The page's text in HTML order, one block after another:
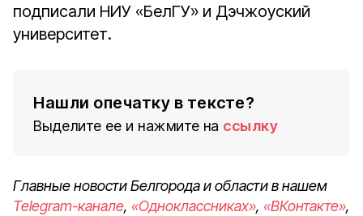
подписали НИУ «БелГУ» и Дэчжоуский
университет.
Нашли опечатку в тексте?
Выделите ее и нажмите на ссылку
Главные новости Белгорода и области в нашем
Telegram-канале, «Одноклассниках», «ВКонтакте»,